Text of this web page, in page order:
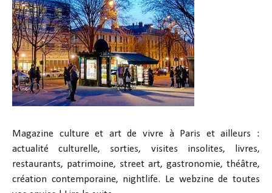
Magazine culture et art de vivre à Paris et ailleurs :
actualité culturelle, sorties, visites insolites, livres,
restaurants, patrimoine, street art, gastronomie, théâtre,
création contemporaine, nightlife. Le webzine de toutes